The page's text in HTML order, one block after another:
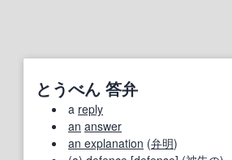
とうべん 答弁
a reply
an answer
an explanation (弁明)